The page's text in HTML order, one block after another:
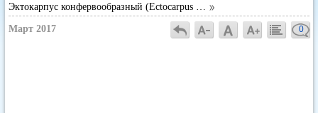
Эктокарпус конфервообразный (Ectocarpus …
Март 2017 0